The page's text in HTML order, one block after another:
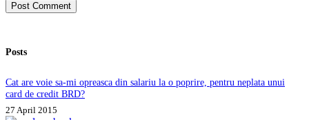
Post Comment
Posts
Cat are voie sa-mi opreasca din salariu la o poprire, pentru neplata unui
card de credit BRD?
27 April 2015